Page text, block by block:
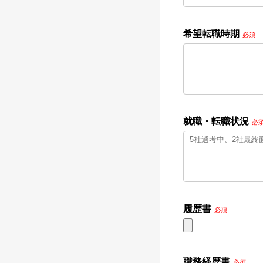
希望転職時期 必須
就職・転職状況 必
履歴書 必須